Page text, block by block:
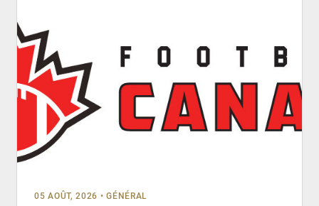
05 AOÛT, 2026 • GÉNÉRAL